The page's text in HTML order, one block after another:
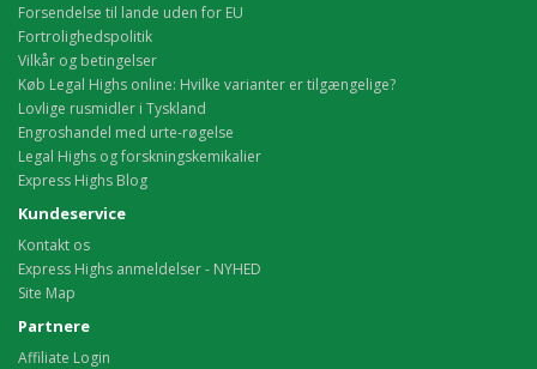
Forsendelse til lande uden for EU
Fortrolighedspolitik
Vilkår og betingelser
Køb Legal Highs online: Hvilke varianter er tilgængelige?
Lovlige rusmidler i Tyskland
Engroshandel med urte-røgelse
Legal Highs og forskningskemikalier
Express Highs Blog
Kundeservice
Kontakt os
Express Highs anmeldelser - NYHED
Site Map
Partnere
Affiliate Login